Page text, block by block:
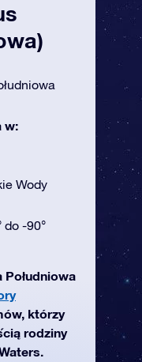
w:
Wody
do -90°
którzy
rodziny